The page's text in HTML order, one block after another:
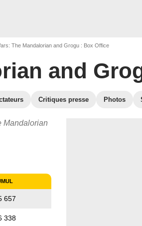
The Mandalorian and Grogu : Box Office
and
Critiques presse Photos
Mandalorian
657
338